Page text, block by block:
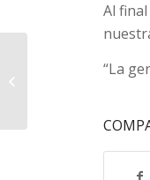
Al
“La
EXCESOS NAVIDEÑOS